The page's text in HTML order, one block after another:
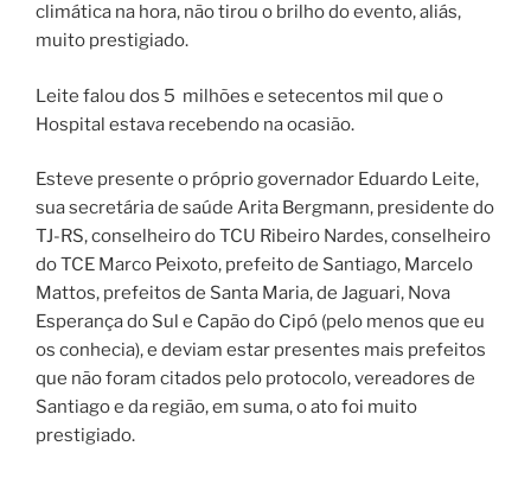
climática na hora, não tirou o brilho do evento, aliás,
muito prestigiado.
Leite falou dos 5 milhões e setecentos mil que o
Hospital estava recebendo na ocasião.
Esteve presente o próprio governador Eduardo Leite,
sua secretária de saúde Arita Bergmann, presidente do
TJ-RS, conselheiro do TCU Ribeiro Nardes, conselheiro
do TCE Marco Peixoto, prefeito de Santiago, Marcelo
Mattos, prefeitos de Santa Maria, de Jaguari, Nova
Esperança do Sul e Capão do Cipó (pelo menos que eu
os conhecia), e deviam estar presentes mais prefeitos
que não foram citados pelo protocolo, vereadores de
Santiago e da região, em suma, o ato foi muito
prestigiado.